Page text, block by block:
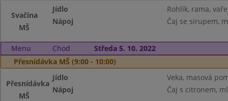
Svačina
MŠ
Jídlo
Rohlík, rama,
Nápoj
Čaj se sirupem,
Menu Chod
Středa 5. 10. 2022
Přesnídávka MŠ (9:00 - 10:00)
Přesnídávka
MŠ
Jídlo
Veka, masová
Nápoj
Čaj s citronem,